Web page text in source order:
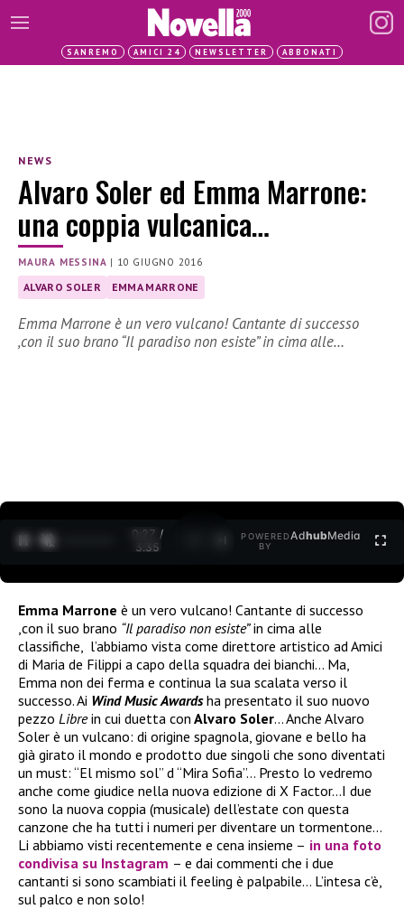
SANREMO AMICI 24 NEWSLETTER ABBONATI
NEWS
Alvaro Soler ed Emma Marrone:
una coppia vulcanica…
MAURA MESSINA | 10 GIUGNO 2016
ALVARO SOLER EMMA MARRONE
Emma Marrone è un vero vulcano! Cantante di successo
,con il suo brano “Il paradiso non esiste” in cima alle…
0:27 /
3:35
POWERED
BY
AdhubMedia
Emma Marrone è un vero vulcano! Cantante di successo
,con il suo brano “Il paradiso non esiste”in cima alle
classifiche, l’abbiamo vista come direttore artistico ad Amici
di Maria de Filippi a capo della squadra dei bianchi… Ma,
Emma non dei ferma e continua la sua scalata verso il
successo. Ai Wind Music Awardsha presentato il suo nuovo
pezzo Librein cui duetta con Alvaro Soler… Anche Alvaro
Soler è un vulcano: di origine spagnola, giovane e bello ha
già girato il mondo e prodotto due singoli che sono diventati
un must: “El mismo sol” d “Mira Sofia”… Presto lo vedremo
anche come giudice nella nuova edizione di X Factor…I due
sono la nuova coppia (musicale) dell’estate con questa
canzone che ha tutti i numeri per diventare un tormentone…
Li abbiamo visti recentemente e cena insieme – in una foto
condivisa su Instagram – e dai commenti che i due
cantanti si sono scambiati il feeling è palpabile… L’intesa c’è,
sul palco e non solo!